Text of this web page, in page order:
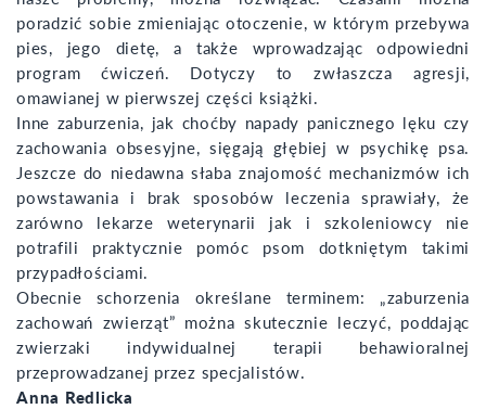
poradzić sobie zmieniając otoczenie, w którym przebywa
pies, jego dietę, a także wprowadzając odpowiedni
program ćwiczeń. Dotyczy to zwłaszcza agresji,
omawianej w pierwszej części książki.
Inne zaburzenia, jak choćby napady panicznego lęku czy
zachowania obsesyjne, sięgają głębiej w psychikę psa.
Jeszcze do niedawna słaba znajomość mechanizmów ich
powstawania i brak sposobów leczenia sprawiały, że
zarówno lekarze weterynarii jak i szkoleniowcy nie
potrafili praktycznie pomóc psom dotkniętym takimi
przypadłościami.
Obecnie schorzenia określane terminem: „zaburzenia
zachowań zwierząt” można skutecznie leczyć, poddając
zwierzaki indywidualnej terapii behawioralnej
przeprowadzanej przez specjalistów.
Anna Redlicka